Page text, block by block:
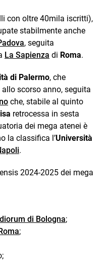
con oltre 40mila iscritti),
stabilmente anche
, seguita
La Sapienza di Roma.
di Palermo, che
scorso anno, seguita
che, stabile al quinto
retrocessa in sesta
dei mega atenei è
la classifica l’Università
.
2024-2025 dei mega
di Bologna;
;